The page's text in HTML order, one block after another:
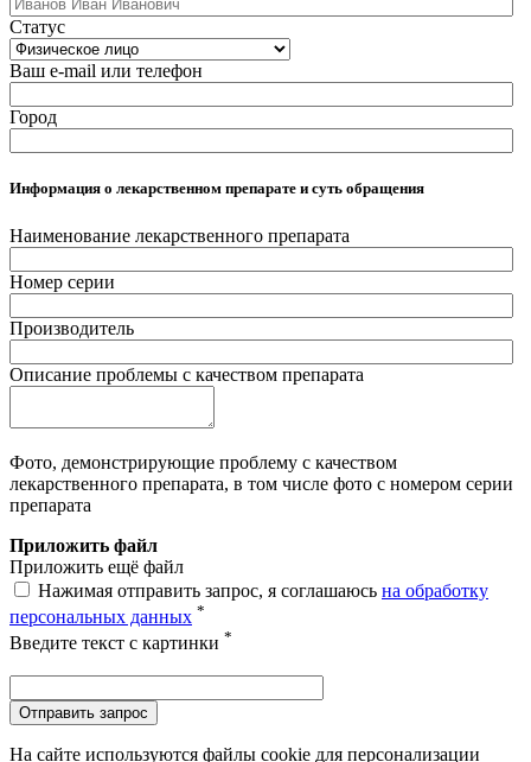
Статус
Ваш e-mail или телефон
Город
Информация о лекарственном препарате и суть обращения
Наименование лекарственного препарата
Номер серии
Производитель
Описание проблемы с качеством препарата
Фото, демонстрирующие проблему с качеством
лекарственного препарата, в том числе фото с номером серии
препарата
Приложить файл
Приложить ещё файл
Нажимая отправить запрос, я соглашаюсь на обработку
персональных данных *
Введите текст с картинки *
Отправить запрос
На сайте используются файлы cookie для персонализации